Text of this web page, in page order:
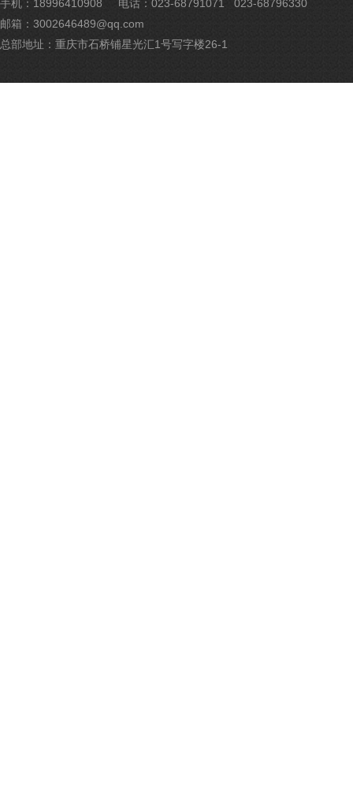
手机：18996410908
电话：023-68791071 023-68796330
邮箱：3002646489@qq.com
总部地址：重庆市石桥铺星光汇1号写字楼26-1